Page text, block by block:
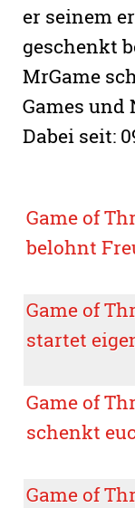
er seinem
geschenkt
MrGame
Games und
Dabei seit:
Game of
belohnt
Game of
startet
Game of
schenkt
Game of